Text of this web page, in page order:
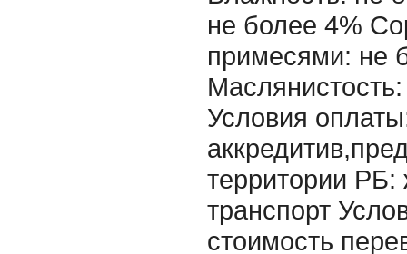
не более 4%
примесями: не
Условия
территории
транспорт
стоимость